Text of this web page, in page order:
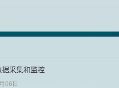
采集和监控
06日